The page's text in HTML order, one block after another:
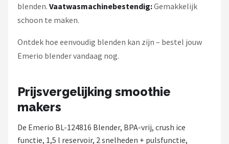
blenden. Vaatwasmachinebestendig:Gemakkelijk
schoon te maken.
Ontdek hoe eenvoudig blenden kan zijn – bestel jouw
Emerio blender vandaag nog.
Prijsvergelijking smoothie
makers
De Emerio BL-124816 Blender, BPA-vrij, crush ice
functie, 1,5 l reservoir, 2 snelheden + pulsfunctie,